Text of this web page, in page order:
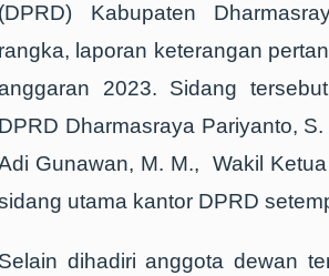
(DPRD) Kabupaten
rangka, laporan keterangan
2023. Sidang
DPRD Dharmasraya Pariyanto,
Gunawan, M. M., Wakil
utama kantor DPRD
Selain dihadiri anggota dewan